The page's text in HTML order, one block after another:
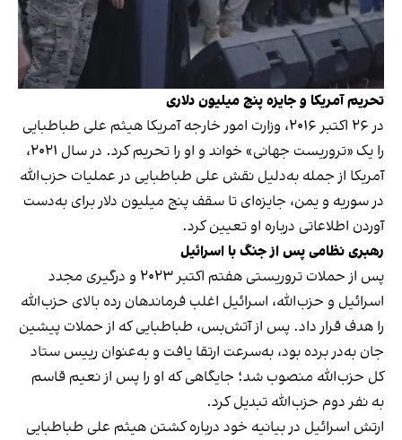
تحریم آمریکا و جایزه پنج میلیون دلاری
در ۲۶ اکتبر ۲۰۱۶، وزارت امور خارجه آمریکا هیثم علی طباطبایی
را یک «تروریست جهانی» خواند و او را تحریم کرد. در سال ۲۰۲۱،
آمریکا از جمله به‌دلیل نقش علی طباطبایی در عملیات حزب‌الله
در سوریه و یمن، جایزه‌ای تا سقف پنج میلیون دلار برای به‌دست
آوردن اطلاعاتی درباره او تعیین کرد.
رهبری نظامی پس از جنگ با اسرائیل
پس از حملات تروریستی هفتم اکتبر ۲۰۲۳ و درگیری مجدد
اسرائیل و حزب‌الله، اسرائیل اغلب فرماندهان رده بالای حزب‌الله
را هدف قرار داد. پس از آتش‌بس، طباطبایی که از حملات پیشین
جان به‌در برده بود، به‌سرعت ارتقا یافت و به‌عنوان رییس ستاد
کل حزب‌الله منصوب شد؛ جایگاهی که او را پس از نعیم قاسم
به نفر دوم حزب‌الله تبدیل کرد.
ارتش اسرائیل در بیانیه خود درباره کشتن هیثم علی‌ طباطبایی